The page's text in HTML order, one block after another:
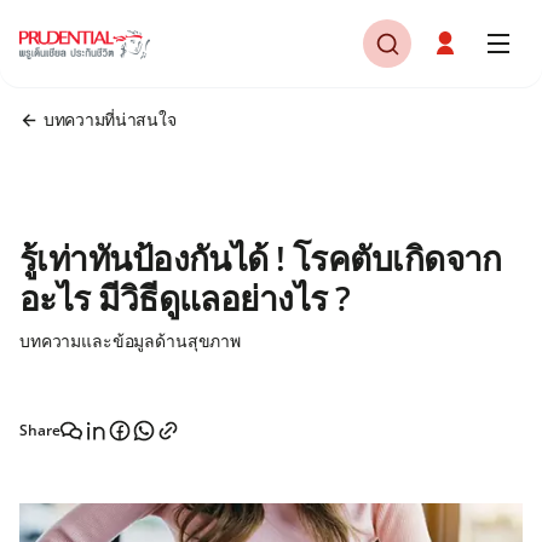
บทความที่น่าสนใจ
รู้เท่าทันป้องกันได้ ! โรคตับเกิดจาก
อะไร มีวิธีดูแลอย่างไร ?
บทความและข้อมูลด้านสุขภาพ
Share